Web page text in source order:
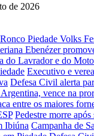
de 2026
Piedade Volks
Ebenézer
do Lavrador e do
Executivo e
Defesa Civil alerta
vence na
entre os maiores
Pedestre morre
Ibiúna Campanha de